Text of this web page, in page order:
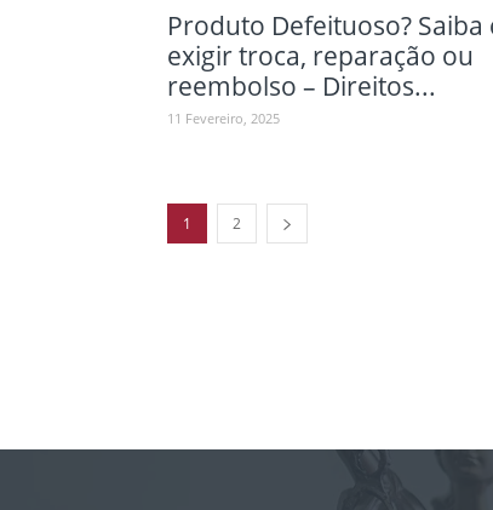
Produto Defeituoso? Saiba
exigir troca, reparação ou
reembolso – Direitos...
11 Fevereiro, 2025
1 2